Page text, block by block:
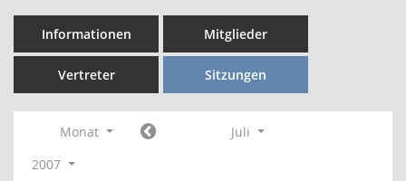
Informationen Mitglieder
Vertreter Sitzungen
Monat
Juli
2007